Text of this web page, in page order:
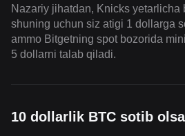
Nazariy jihatdan, Knicks yetarlicha
shuning uchun siz atigi 1 dollarga
ammo Bitgetning spot bozorida
5 dollarni talab qiladi.
10 dollarlik BTC sotib